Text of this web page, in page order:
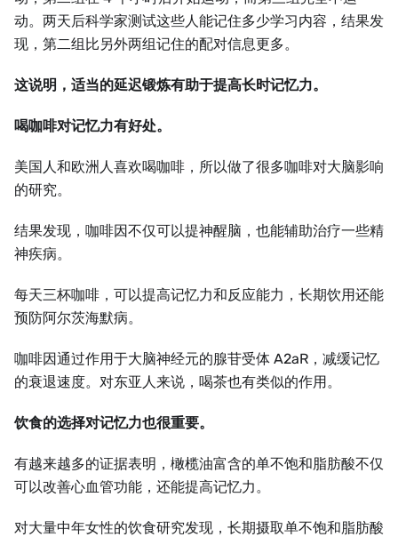
动。两天后科学家测试这些人能记住多少学习内容，结果发
现，第二组比另外两组记住的配对信息更多。
这说明，适当的延迟锻炼有助于提高长时记忆力。
喝咖啡对记忆力有好处。
美国人和欧洲人喜欢喝咖啡，所以做了很多咖啡对大脑影响
的研究。
结果发现，咖啡因不仅可以提神醒脑，也能辅助治疗一些精
神疾病。
每天三杯咖啡，可以提高记忆力和反应能力，长期饮用还能
预防阿尔茨海默病。
咖啡因通过作用于大脑神经元的腺苷受体 A2aR，减缓记忆
的衰退速度。对东亚人来说，喝茶也有类似的作用。
饮食的选择对记忆力也很重要。
有越来越多的证据表明，橄榄油富含的单不饱和脂肪酸不仅
可以改善心血管功能，还能提高记忆力。
对大量中年女性的饮食研究发现，长期摄取单不饱和脂肪酸